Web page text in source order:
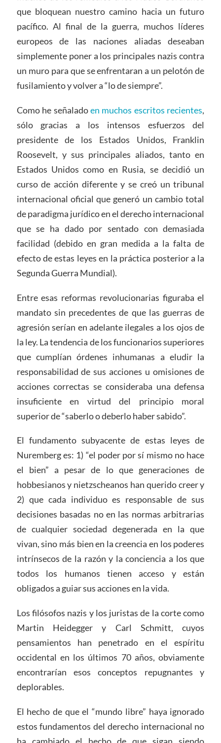
que bloquean nuestro camino hacia un futuro
pacífico. Al final de la guerra, muchos líderes
europeos de las naciones aliadas deseaban
simplemente poner a los principales nazis contra
un muro para que se enfrentaran a un pelotón de
fusilamiento y volver a “lo de siempre”.
Como he señaladoen muchos escritos recientes,
sólo gracias a los intensos esfuerzos del
presidente de los Estados Unidos, Franklin
Roosevelt, y sus principales aliados, tanto en
Estados Unidos como en Rusia, se decidió un
curso de acción diferente y se creó un tribunal
internacional oficial que generó un cambio total
de paradigma jurídico en el derecho internacional
que se ha dado por sentado con demasiada
facilidad (debido en gran medida a la falta de
efecto de estas leyes en la práctica posterior a la
Segunda Guerra Mundial).
Entre esas reformas revolucionarias figuraba el
mandato sin precedentes de que las guerras de
agresión serían en adelante ilegales a los ojos de
la ley. La tendencia de los funcionarios superiores
que cumplían órdenes inhumanas a eludir la
responsabilidad de sus acciones u omisiones de
acciones correctas se consideraba una defensa
insuficiente en virtud del principio moral
superior de “saberlo o deberlo haber sabido”.
El fundamento subyacente de estas leyes de
Nuremberg es: 1) “el poder por sí mismo no hace
el bien” a pesar de lo que generaciones de
hobbesianos y nietzscheanos han querido creer y
2) que cada individuo es responsable de sus
decisiones basadas no en las normas arbitrarias
de cualquier sociedad degenerada en la que
vivan, sino más bien en la creencia en los poderes
intrínsecos de la razón y la conciencia a los que
todos los humanos tienen acceso y están
obligados a guiar sus acciones en la vida.
Los filósofos nazis y los juristas de la corte como
Martin Heidegger y Carl Schmitt, cuyos
pensamientos han penetrado en el espíritu
occidental en los últimos 70 años, obviamente
encontrarían esos conceptos repugnantes y
deplorables.
El hecho de que el “mundo libre” haya ignorado
estos fundamentos del derecho internacional no